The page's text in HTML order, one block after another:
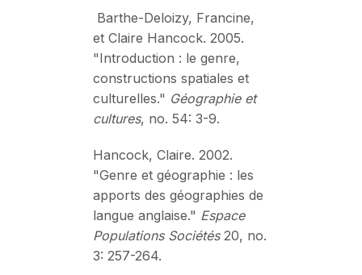
Barthe-Deloizy, Francine,
et Claire Hancock. 2005.
"Introduction : le genre,
constructions spatiales et
culturelles." Géographie et
cultures, no. 54: 3-9.
Hancock, Claire. 2002.
"Genre et géographie : les
apports des géographies de
langue anglaise." Espace
Populations Sociétés20, no.
3: 257-264.